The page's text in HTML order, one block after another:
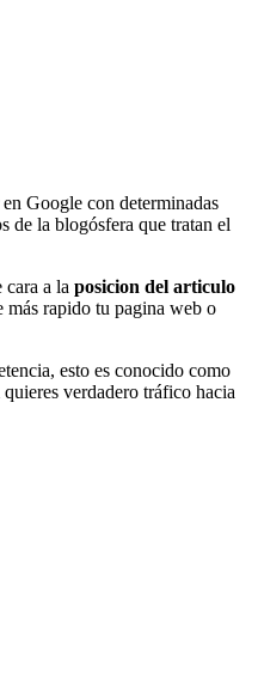
Google con determinadas
de la blogósfera que tratan el
a la posicion del articulo
más rapido tu pagina web o
esto es conocido como
verdadero tráfico hacia